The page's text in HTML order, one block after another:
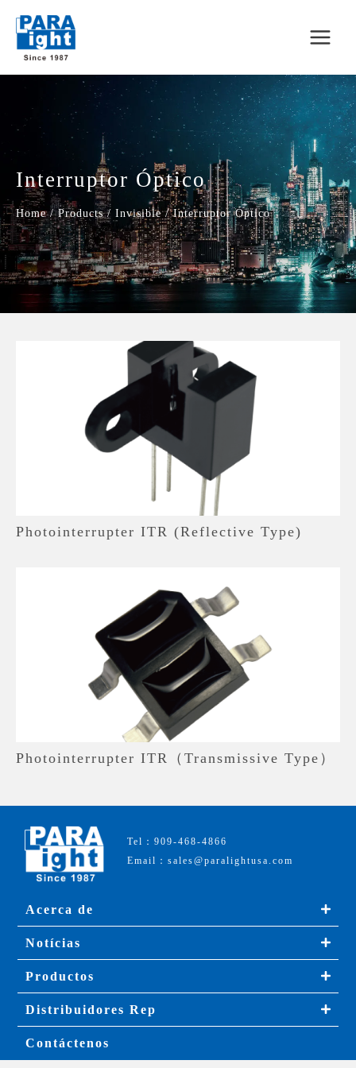
Interruptor Óptico
Home / Products / Invisible / Interruptor Óptico
Photointerrupter ITR (Reflective Type)
Photointerrupter ITR（Transmissive Type）
Tel：909-468-4866
Email：sales@paralightusa.com
Acerca de
Notícias
Productos
Distribuidores Rep
Contáctenos